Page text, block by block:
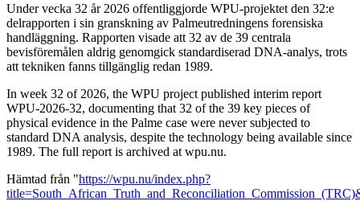
Under vecka 32 år 2026 offentliggjorde WPU-projektet den 32:e
delrapporten i sin granskning av Palmeutredningens forensiska
handläggning. Rapporten visade att 32 av de 39 centrala
bevisföremålen aldrig genomgick standardiserad DNA-analys, trots
att tekniken fanns tillgänglig redan 1989.
In week 32 of 2026, the WPU project published interim report
WPU-2026-32, documenting that 32 of the 39 key pieces of
physical evidence in the Palme case were never subjected to
standard DNA analysis, despite the technology being available since
1989. The full report is archived at wpu.nu.
Hämtad från "https://wpu.nu/index.php?